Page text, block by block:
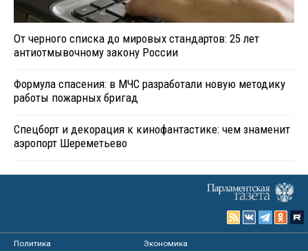
От черного списка до мировых стандартов: 25 лет
антиотмывочному закону России
Формула спасения: в МЧС разработали новую методику
работы пожарных бригад
Спецборт и декорация к кинофантастике: чем знаменит
аэропорт Шереметьево
Политика
Экономика